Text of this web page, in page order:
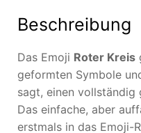
Beschreibung
Das Emoji Roter Kreis
geformten Symbole
sagt, einen vollständig
Das einfache, aber
erstmals in das Emoji-